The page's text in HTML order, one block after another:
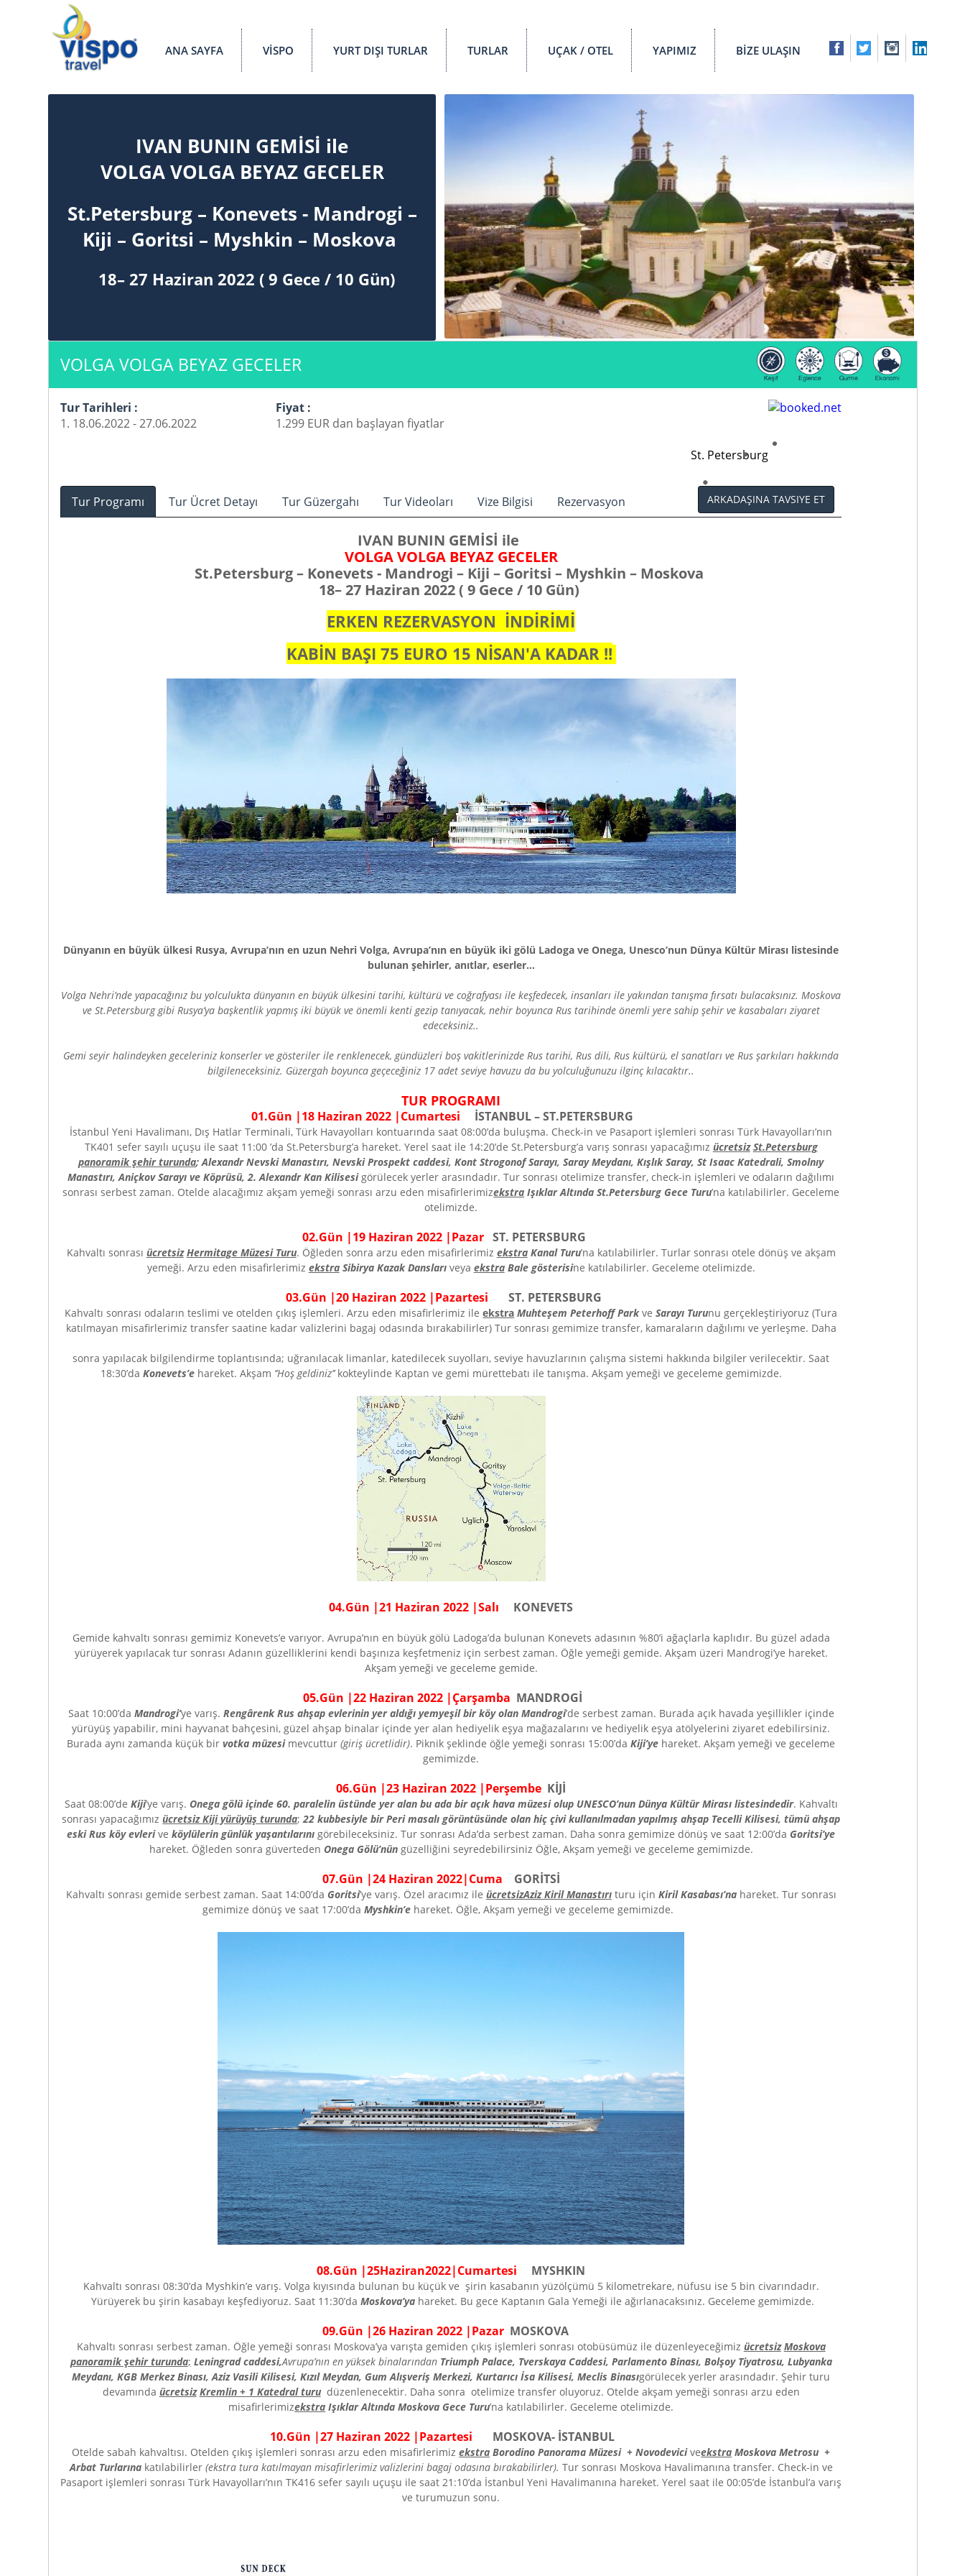
ANA SAYFA VİSPO YURT DIŞI TURLAR TURLAR UÇAK / OTEL YAPIMIZ BİZE ULAŞIN
IVAN BUNIN GEMİSİ ile
VOLGA VOLGA BEYAZ GECELER
St.Petersburg– Konevets - Mandrogi –
Kiji – Goritsi – Myshkin – Moskova
18– 27 Haziran 2022 (9 Gece /10 Gün)
VOLGA VOLGA BEYAZ GECELER
Tur Tarihleri :
1. 18.06.2022 - 27.06.2022
Fiyat :
1.299 EUR dan başlayan fiyatlar
St. Petersburg
ARKADAŞINA TAVSIYE ET
Tur Programı Tur Ücret Detayı Tur Güzergahı Tur Videoları Vize Bilgisi Rezervasyon
IVAN BUNIN GEMİSİ ile
VOLGA VOLGA BEYAZ GECELER
St.Petersburg– Konevets - Mandrogi – Kiji – Goritsi – Myshkin – Moskova
18– 27 Haziran 2022( 9 Gece / 10 Gün)
ERKEN REZERVASYON İNDİRİMİ
KABİN BAŞI 75 EURO 15 NİSAN'A KADAR !!
Dünyanın en büyük ülkesi Rusya, Avrupa’nın en uzun Nehri Volga, Avrupa’nın en büyük iki gölü Ladoga ve Onega, Unesco’nun Dünya Kültür Mirası listesinde
bulunan şehirler, anıtlar, eserler…
Volga Nehri’nde yapacağınız bu yolculukta dünyanın en büyük ülkesini tarihi, kültürü ve coğrafyası ile keşfedecek, insanları ile yakından tanışma fırsatı bulacaksınız. Moskova
ve St.Petersburg gibi Rusya’ya başkentlik yapmış iki büyük ve önemli kenti gezip tanıyacak, nehir boyunca Rus tarihinde önemli yere sahip şehir ve kasabaları ziyaret
edeceksiniz..
Gemi seyir halindeyken geceleriniz konserler ve gösteriler ile renklenecek, gündüzleri boş vakitlerinizde Rus tarihi, Rus dili, Rus kültürü, el sanatları ve Rus şarkıları hakkında
bilgileneceksiniz. Güzergah boyunca geçeceğiniz 17 adet seviye havuzu da bu yolculuğunuzu ilginç kılacaktır..
TUR PROGRAMI
01.Gün |18 Haziran 2022 |Cumartesi İSTANBUL ­–ST.PETERSBURG
İstanbul Yeni Havalimanı, Dış Hatlar Terminali, Türk Havayolları kontuarında saat 08:00’da buluşma. Check-in ve Pasaport işlemleri sonrası Türk Havayolları’nın
TK401 sefer sayılı uçuşu ile saat 11:00 ’da St.Petersburg’a hareket. Yerel saat ile 14:20’de St.Petersburg’a varış sonrası yapacağımız ücretsiz St.Petersburg
panoramik şehir turunda; Alexandr Nevski Manastırı, Nevski Prospekt caddesi, Kont Strogonof Sarayı, Saray Meydanı, Kışlık Saray, St Isaac Katedrali, Smolnıy
Manastırı, Aniçkov Sarayı ve Köprüsü, 2. Alexandr Kan Kilisesigörülecek yerler arasındadır. Tur sonrası otelimize transfer, check-in işlemleri ve odaların dağılımı
sonrası serbest zaman. Otelde alacağımız akşam yemeği sonrası arzu eden misafirlerimizekstra Işıklar Altında St.Petersburg Gece Turu’na katılabilirler. Geceleme
otelimizde.
02.Gün |19Haziran 2022 |Pazar ST. PETERSBURG
Kahvaltı sonrası ücretsiz Hermitage Müzesi Turu. Öğleden sonra arzu eden misafirlerimiz ekstra Kanal Turu’na katılabilirler. Turlar sonrası otele dönüş ve akşam
yemeği. Arzu eden misafirlerimiz ekstra Sibirya Kazak Danslarıveya ekstra Bale gösterisine katılabilirler. Geceleme otelimizde.
03.Gün |20 Haziran 2022 |Pazartesi ST. PETERSBURG
Kahvaltı sonrası odaların teslimi ve otelden çıkış işlemleri. Arzu eden misafirlerimiz ileekstra Muhteşem Peterhoff ParkveSarayı Turunu gerçekleştiriyoruz (Tura
katılmayan misafirlerimiz transfer saatine kadar valizlerini bagaj odasında bırakabilirler) Tur sonrası gemimize transfer, kamaraların dağılımı ve yerleşme. Daha
sonra yapılacak bilgilendirme toplantısında; uğranılacak limanlar, katedilecek suyolları, seviye havuzlarının çalışma sistemi hakkında bilgiler verilecektir. Saat
18:30’da Konevets’ehareket. Akşam ‘’Hoş geldiniz’’kokteylinde Kaptan ve gemi mürettebatı ile tanışma. Akşam yemeği ve geceleme gemimizde.
04.Gün |21 Haziran 2022 |Salı KONEVETS
Gemide kahvaltı sonrası gemimiz Konevets’e varıyor. Avrupa’nın en büyük gölü Ladoga’da bulunan Konevets adasının %80’i ağaçlarla kaplıdır. Bu güzel adada
yürüyerek yapılacak tur sonrası Adanın güzelliklerini kendi başınıza keşfetmeniz için serbest zaman. Öğle yemeği gemide. Akşam üzeri Mandrogi’ye hareket.
Akşam yemeği ve geceleme gemide.
05.Gün |22Haziran 2022 |Çarşamba MANDROGİ
Saat 10:00’da Mandrogi’ye varış. Rengârenk Rus ahşap evlerinin yer aldığı yemyeşil bir köy olan Mandrogi’de serbest zaman. Burada açık havada yeşillikler içinde
yürüyüş yapabilir, mini hayvanat bahçesini, güzel ahşap binalar içinde yer alan hediyelik eşya mağazalarını ve hediyelik eşya atölyelerini ziyaret edebilirsiniz.
Burada aynı zamanda küçük birvotka müzesimevcuttur(giriş ücretlidir). Piknik şeklinde öğle yemeği sonrası 15:00’daKiji’ye hareket. Akşam yemeği ve geceleme
gemimizde.
06.Gün |23 Haziran 2022 |Perşembe KİJİ
Saat 08:00’de Kiji’ye varış. Onega gölü içinde 60. paralelin üstünde yer alan bu ada bir açık hava müzesi olup UNESCO’nun Dünya Kültür Mirası listesindedir. Kahvaltı
sonrası yapacağımızücretsiz Kiji yürüyüş turunda;22 kubbesiyle bir Peri masalı görüntüsünde olan hiç çivi kullanılmadan yapılmış ahşap Tecelli Kilisesi, tümü ahşap
eski Rus köy evleriveköylülerin günlük yaşantılarını görebileceksiniz. Tur sonrası Ada’da serbest zaman. Daha sonra gemimize dönüş ve saat 12:00’da Goritsi’ye
hareket. Öğleden sonra güverteden Onega Gölü’nüngüzelliğini seyredebilirsiniz Öğle, Akşam yemeği ve geceleme gemimizde.
07.Gün |24Haziran 2022|Cuma GORİTSİ
Kahvaltı sonrası gemide serbest zaman. Saat 14:00’da Goritsi’ye varış. Özel aracımız ile ücretsizAziz Kiril Manastırıturu için Kiril Kasabası’nahareket. Tur sonrası
gemimize dönüş ve saat 17:00’daMyshkin’e hareket. Öğle, Akşam yemeği ve geceleme gemimizde.
08.Gün |25Haziran2022|Cumartesi MYSHKIN
Kahvaltı sonrası 08:30’da Myshkin’e varış. Volga kıyısında bulunan bu küçük ve şirin kasabanın yüzölçümü 5 kilometrekare, nüfusu ise 5 bin civarındadır.
Yürüyerek bu şirin kasabayı keşfediyoruz. Saat 11:30’da Moskova’yahareket. Bu gece Kaptanın Gala Yemeği ile ağırlanacaksınız. Geceleme gemimizde.
09.Gün |26 Haziran 2022 |Pazar MOSKOVA
Kahvaltı sonrası serbest zaman. Öğle yemeği sonrası Moskova’ya varışta gemiden çıkış işlemleri sonrası otobüsümüz ile düzenleyeceğimiz ücretsiz Moskova
panoramik şehir turunda; Leningrad caddesi,Avrupa’nın en yüksek binalarından Triumph Palace, Tverskaya Caddesi, Parlamento Binası, Bolşoy Tiyatrosu, Lubyanka
Meydanı, KGB Merkez Binası, Aziz Vasili Kilisesi, Kızıl Meydan, Gum Alışveriş Merkezi, Kurtarıcı İsa Kilisesi, Meclis Binasıgörülecek yerler arasındadır. Şehir turu
devamında ücretsiz Kremlin + 1 Katedral turudüzenlenecektir. Daha sonra otelimize transfer oluyoruz. Otelde akşam yemeği sonrası arzu eden
misafirlerimizekstra Işıklar Altında Moskova Gece Turu’na katılabilirler. Geceleme otelimizde.
10.Gün |27 Haziran2022 |Pazartesi MOSKOVA- İSTANBUL
Otelde sabah kahvaltısı. Otelden çıkış işlemleri sonrası arzu eden misafirlerimizekstra Borodino Panorama Müzesi + Novodeviciveekstra Moskova Metrosu +
Arbat Turlarına katılabilirler (ekstra tura katılmayan misafirlerimiz valizlerini bagaj odasına bırakabilirler). Tur sonrası Moskova Havalimanına transfer. Check-in ve
Pasaport işlemleri sonrası Türk Havayolları’nın TK416 sefer sayılı uçuşu ile saat 21:10’da İstanbul Yeni Havalimanına hareket. Yerel saat ile 00:05’de İstanbul’a varış
ve turumuzun sonu.